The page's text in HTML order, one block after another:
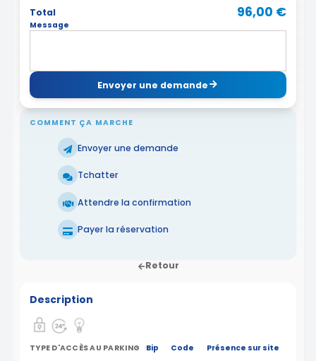
Total
96,00 €
Message
Envoyer une demande
COMMENT ÇA MARCHE
Envoyer une demande
Tchatter
Attendre la confirmation
Payer la réservation
Retour
Description
TYPE D'ACCÈS AU PARKING Bip Code Présence sur site